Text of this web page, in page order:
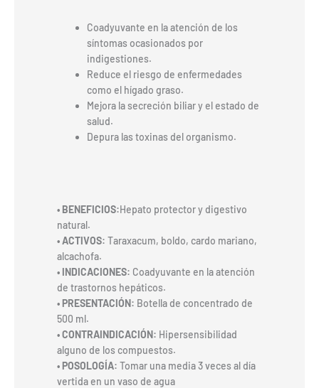
Coadyuvante en la atención de los
síntomas ocasionados por
indigestiones.
Reduce el riesgo de enfermedades
como el hígado graso.
Mejora la secreción biliar y el estado de
salud.
Depura las toxinas del organismo.
• BENEFICIOS:Hepato protector y digestivo
natural.
• ACTIVOS: Taraxacum, boldo, cardo mariano,
alcachofa.
• INDICACIONES: Coadyuvante en la atención
de trastornos hepáticos.
• PRESENTACIÓN: Botella de concentrado de
500 ml.
• CONTRAINDICACIÓN: Hipersensibilidad
alguno de los compuestos.
• POSOLOGÍA: Tomar una media 3 veces al día
vertida en un vaso de agua